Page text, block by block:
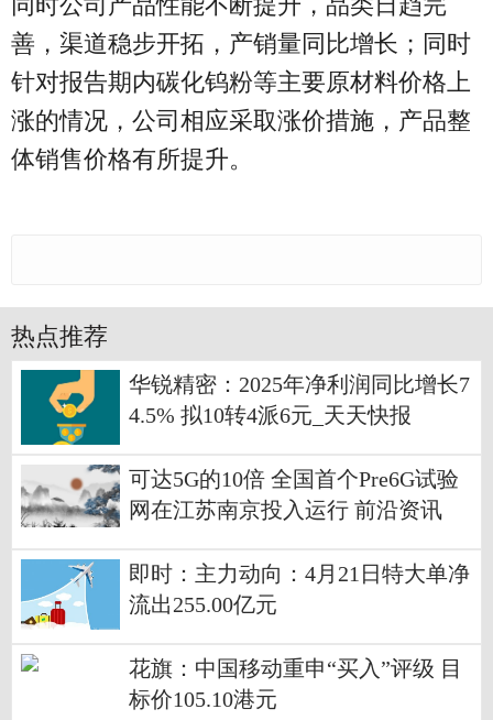
善，渠道稳步开拓，产销量同比增长；同时
针对报告期内碳化钨粉等主要原材料价格上
涨的情况，公司相应采取涨价措施，产品整
体销售价格有所提升。
热点推荐
华锐精密：2025年净利润同比增长7
4.5% 拟10转4派6元_天天快报
可达5G的10倍 全国首个Pre6G试验
网在江苏南京投入运行 前沿资讯
即时：主力动向：4月21日特大单净
流出255.00亿元
花旗：中国移动重申“买入”评级 目
标价105.10港元